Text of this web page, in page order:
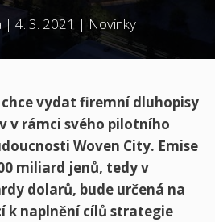
| 4. 3. 2021 | Novinky
vydat firemní dluhopisy
v rámci svého pilotního
Woven City. Emise
miliard jenů, tedy v
dolarů, bude určená na
k naplnění cílů strategie